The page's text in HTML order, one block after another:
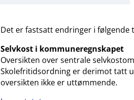
Det er fastsatt endringer i følgende
Selvkost i kommuneregnskapet
Oversikten over sentrale
Skolefritidsordning er derimot tatt
oversikten ikke er uttømmende.